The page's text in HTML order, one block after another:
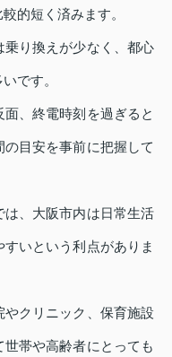
的短く済みます。
乗り換えが少なく、都心
です。
、終電時刻を過ぎると
目安を事前に把握して
、大阪市内は日常生活
いという利点がありま
クリニック、保育施設
帯や高齢者にとっても